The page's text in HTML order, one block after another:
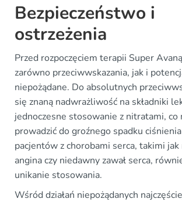
Bezpieczeństwo i
ostrzeżenia
Przed rozpoczęciem terapii Super
zarówno przeciwwskazania, jak i
niepożądane. Do absolutnych
się znaną nadwrażliwość na składniki
jednoczesne stosowanie z nitratami, co
prowadzić do groźnego spadku
pacjentów z chorobami serca, takimi
angina czy niedawny zawał serca,
unikanie stosowania.
Wśród działań niepożądanych